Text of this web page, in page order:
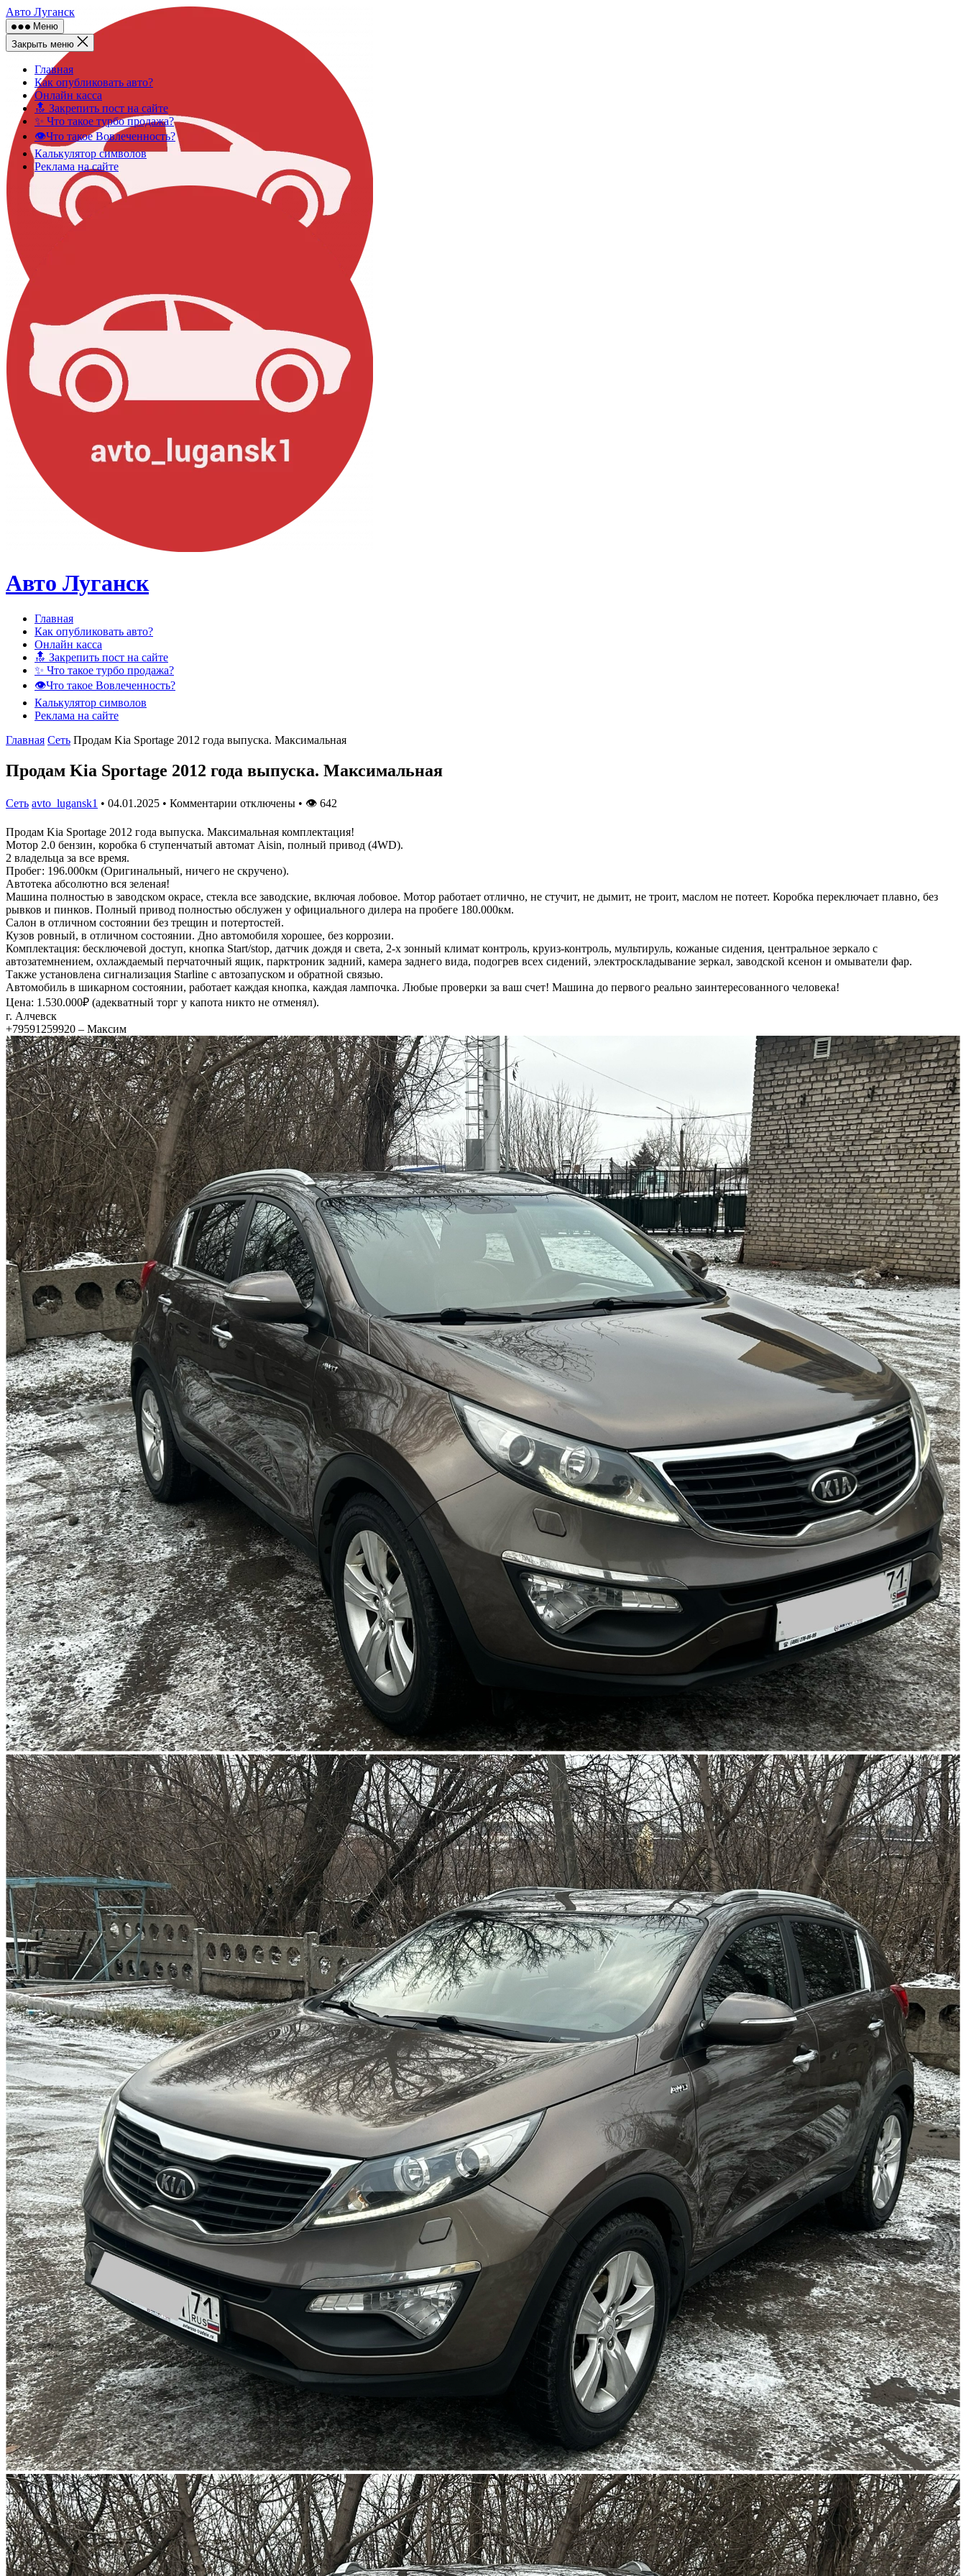
Skip
to
content
Авто Луганск
Меню
Закрыть меню
Главная
Как опубликовать авто?
Онлайн касса
🔝 Закрепить пост на сайте
✨ Что такое турбо продажа?
👁️Что такое Вовлеченность?
Калькулятор символов
Реклама на сайте
Авто Луганск
Главная
Как опубликовать авто?
Онлайн касса
🔝 Закрепить пост на сайте
✨ Что такое турбо продажа?
👁️Что такое Вовлеченность?
Калькулятор символов
Реклама на сайте
Главная Сеть Продам Kia Sportage 2012 года выпуска. Максимальная
Продам Kia Sportage 2012 года выпуска. Максимальная
Сеть avto_lugansk1 • 04.01.2025 • Комментарии отключены • 👁 642
Продам Kia Sportage 2012 года выпуска. Максимальная комплектация!
Мотор 2.0 бензин, коробка 6 ступенчатый автомат Aisin, полный привод (4WD).
2 владельца за все время.
Пробег: 196.000км (Оригинальный, ничего не скручено).
Автотека абсолютно вся зеленая!
Машина полностью в заводском окрасе, стекла все заводские, включая лобовое. Мотор работает отлично, не стучит, не дымит, не троит, маслом не потеет. Коробка переключает плавно, без
рывков и пинков. Полный привод полностью обслужен у официального дилера на пробеге 180.000км.
Салон в отличном состоянии без трещин и потертостей.
Кузов ровный, в отличном состоянии. Дно автомобиля хорошее, без коррозии.
Комплектация: бесключевой доступ, кнопка Start/stop, датчик дождя и света, 2-х зонный климат контроль, круиз-контроль, мультируль, кожаные сидения, центральное зеркало с
автозатемнением, охлаждаемый перчаточный ящик, парктроник задний, камера заднего вида, подогрев всех сидений, электроскладывание зеркал, заводской ксенон и омыватели фар.
Также установлена сигнализация Starline с автозапуском и обратной связью.
Автомобиль в шикарном состоянии, работает каждая кнопка, каждая лампочка. Любые проверки за ваш счет! Машина до первого реально заинтересованного человека!
Цена: 1.530.000₽ (адекватный торг у капота никто не отменял).
г. Алчевск
+79591259920 – Максим